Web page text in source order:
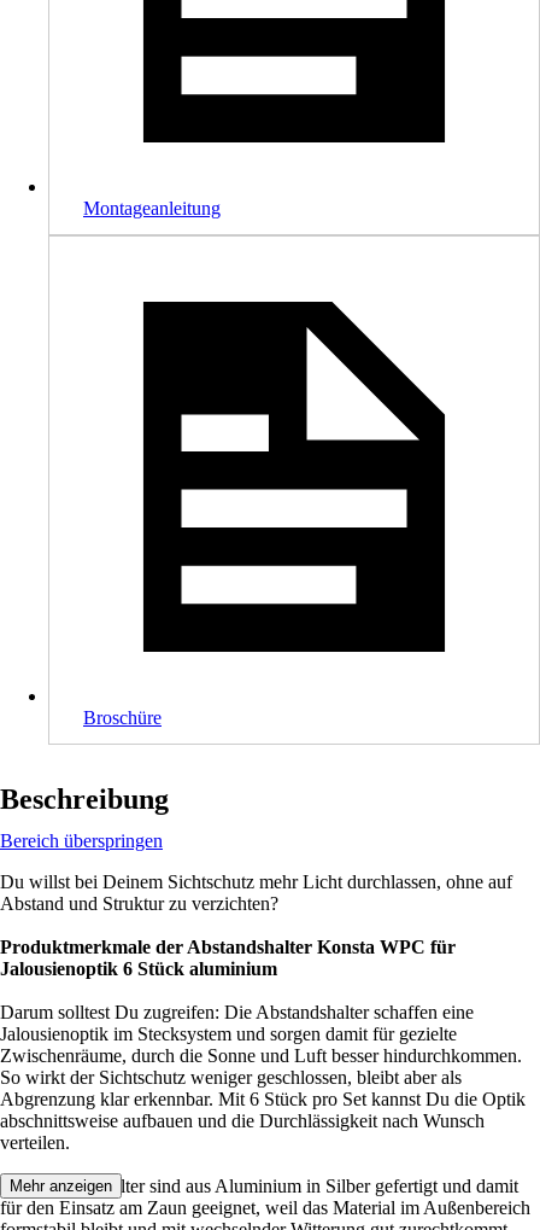
Montageanleitung
Broschüre
Beschreibung
Bereich überspringen
Du willst bei Deinem Sichtschutz mehr Licht durchlassen, ohne auf
Abstand und Struktur zu verzichten?
Produktmerkmale der Abstandshalter Konsta WPC für
Jalousienoptik 6 Stück aluminium
Darum solltest Du zugreifen: Die Abstandshalter schaffen eine
Jalousienoptik im Stecksystem und sorgen damit für gezielte
Zwischenräume, durch die Sonne und Luft besser hindurchkommen.
So wirkt der Sichtschutz weniger geschlossen, bleibt aber als
Abgrenzung klar erkennbar. Mit 6 Stück pro Set kannst Du die Optik
abschnittsweise aufbauen und die Durchlässigkeit nach Wunsch
verteilen.
Die Abstandshalter sind aus Aluminium in Silber gefertigt und damit
für den Einsatz am Zaun geeignet, weil das Material im Außenbereich
Mehr anzeigen